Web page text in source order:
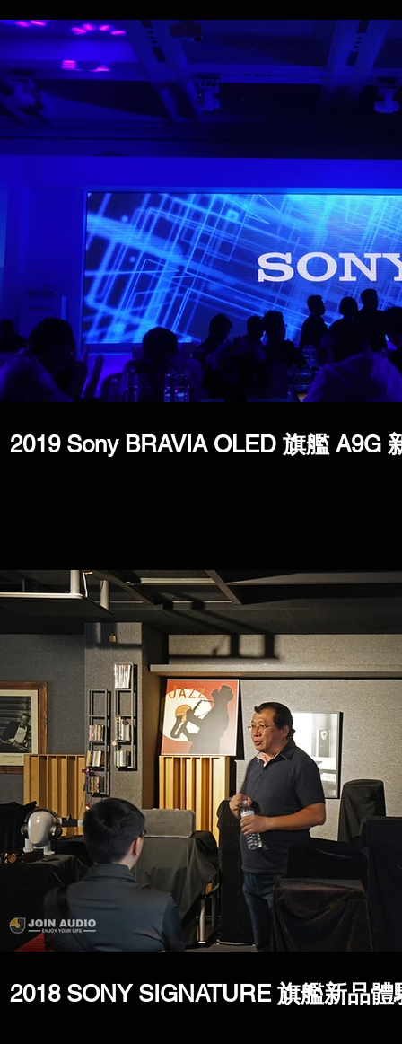
2019 Sony BRAVIA OLED 旗艦 A9G
2018 SONY SIGNATURE 旗艦新品體